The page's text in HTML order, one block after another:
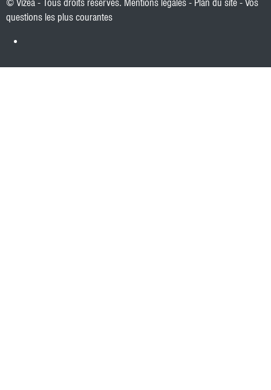
© Vizea - Tous droits réservés. Mentions légales - Plan du site - Vos
questions les plus courantes